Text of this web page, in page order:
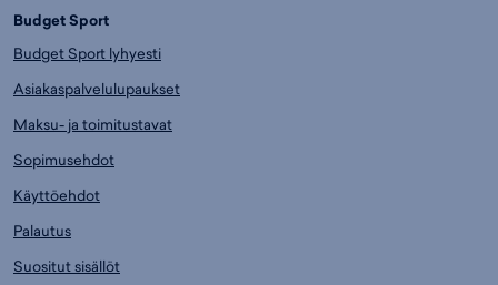
Budget Sport
Budget Sport lyhyesti
Asiakaspalvelulupaukset
Maksu- ja toimitustavat
Sopimusehdot
Käyttöehdot
Palautus
Suositut sisällöt